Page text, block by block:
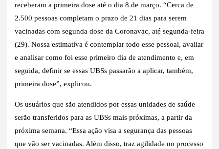
receberam a primeira dose até o dia 8 de março. “Cerca de
2.500 pessoas completam o prazo de 21 dias para serem
vacinadas com segunda dose da Coronavac, até segunda-feira
(29). Nossa estimativa é contemplar todo esse pessoal, avaliar
e analisar como foi esse primeiro dia de atendimento e, em
seguida, definir se essas UBSs passarão a aplicar, também,
primeira dose”, explicou.
Os usuários que são atendidos por essas unidades de saúde
serão transferidos para as UBSs mais próximas, a partir da
próxima semana. “Essa ação visa a segurança das pessoas
que vão ser vacinadas. Além disso, traz agilidade no processo